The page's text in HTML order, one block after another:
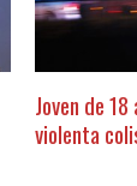
Joven de
violenta